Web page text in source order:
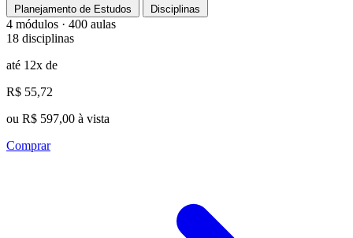
Planejamento de Estudos Disciplinas
4 módulos · 400 aulas
18 disciplinas
até 12x de
R$ 55,72
ou R$ 597,00 à vista
Comprar